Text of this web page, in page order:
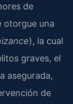
de
otorgue una
), la cual
graves, el
asegurada,
de